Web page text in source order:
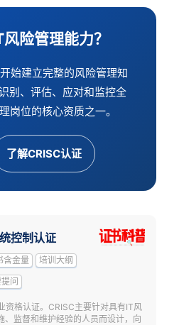
险管理能力？
始建立完整的风险管理知
别、评估、应对和监控全
岗位的核心资质之一。
了解CRISC认证
控制认证
含金量 培训大纲
问
资格认证。CRISC主要针对具有IT风
、监督和维护经验的人员而设计，向